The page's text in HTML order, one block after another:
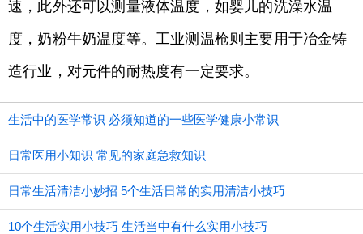
速，此外还可以测量液体温度，如婴儿的洗澡水温
度，奶粉牛奶温度等。工业测温枪则主要用于冶金铸
造行业，对元件的耐热度有一定要求。
生活中的医学常识 必须知道的一些医学健康小常识
日常医用小知识 常见的家庭急救知识
日常生活清洁小妙招 5个生活日常的实用清洁小技巧
10个生活实用小技巧 生活当中有什么实用小技巧